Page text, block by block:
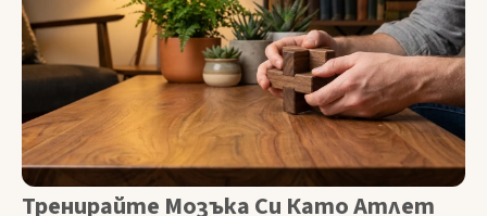
Тренирайте Мозъка Си Като Атлет